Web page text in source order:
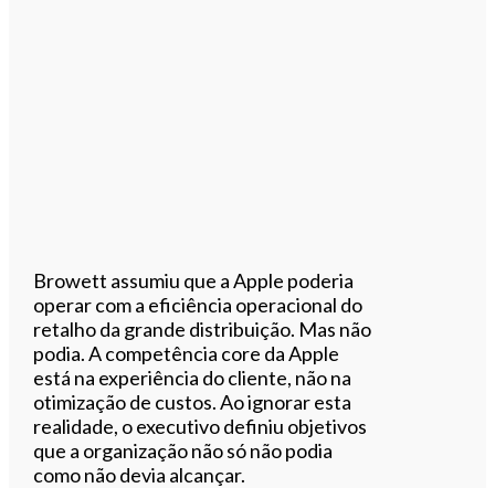
Browett assumiu que a Apple poderia
operar com a eficiência operacional do
retalho da grande distribuição. Mas não
podia. A competência core da Apple
está na experiência do cliente, não na
otimização de custos. Ao ignorar esta
realidade, o executivo definiu objetivos
que a organização não só não podia
como não devia alcançar.